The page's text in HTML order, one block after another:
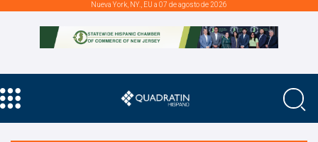
Nueva York, NY., EU a 07 de agosto de 2026